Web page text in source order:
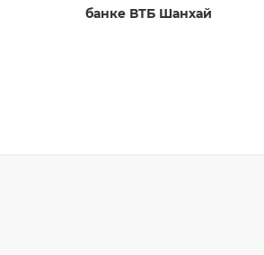
банке ВТБ Шанхай